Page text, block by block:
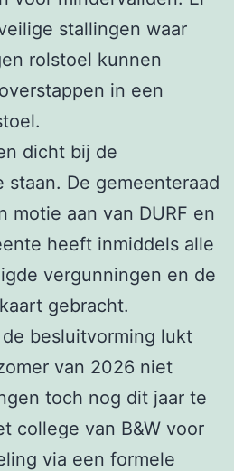
stallingen waar
rolstoel kunnen
in een
dicht bij de
staan. De gemeenteraad
motie aan van DURF en
heeft inmiddels alle
vergunningen en de
gebracht.
besluitvorming lukt
van 2026 niet
toch nog dit jaar te
college van B&W voor
via een formele